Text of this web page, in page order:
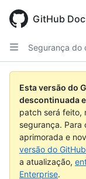
main
content
GitHub
Segurança do
Esta versão do
descontinuada
patch será feito,
segurança. Para
aprimorada e
versão do
a atualização,
Enterprise.